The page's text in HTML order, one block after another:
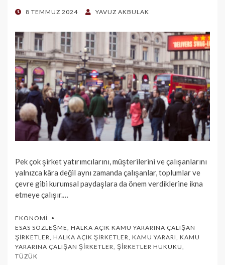
POSTED
8 TEMMUZ 2024 YAVUZ AKBULAK
Pek çok şirket yatırımcılarını, müşterilerini ve çalışanlarını
yalnızca kâra değil aynı zamanda çalışanlar, toplumlar ve
çevre gibi kurumsal paydaşlara da önem verdiklerine ikna
etmeye çalışır.…
EKONOMI
ESAS SÖZLEŞME, HALKA AÇIK KAMU YARARINA ÇALIŞAN
ŞIRKETLER, HALKA AÇIK ŞIRKETLER, KAMU YARARI, KAMU
YARARINA ÇALIŞAN ŞIRKETLER, ŞIRKETLER HUKUKU,
TÜZÜK